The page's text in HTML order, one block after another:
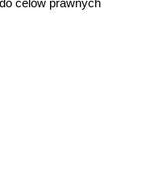
celów prawnych